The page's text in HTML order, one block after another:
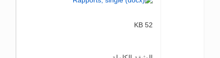
52 KB